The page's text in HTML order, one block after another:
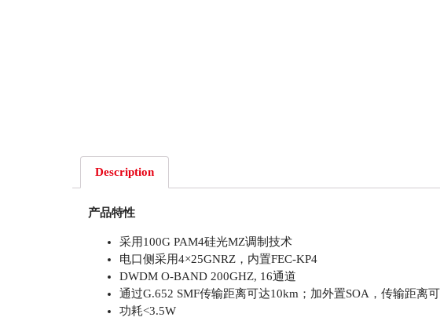
Description
产品特性
采用100G PAM4硅光MZ调制技术
电口侧采用4×25GNRZ，内置FEC-KP4
DWDM O-BAND 200GHZ, 16通道
通过G.652 SMF传输距离可达10km；加外置SOA，传输距离
功耗<3.5W